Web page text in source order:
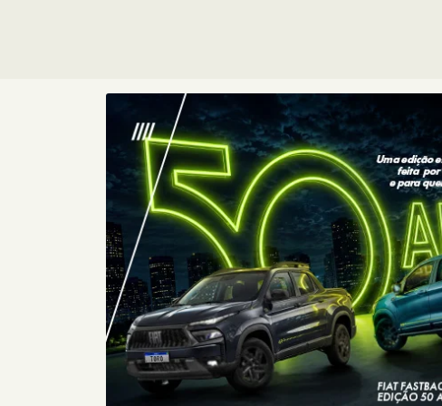
Consórcio
Fiat
Com o Consórcio Fiat, você pode
conquistar seu carro zero com
planos sem entrada e parcelas
sem juros, além de toda a
confiança que a Fiat oferece.
+ DETALHES